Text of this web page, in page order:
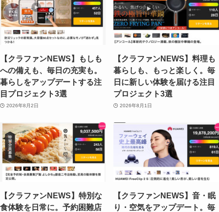
【クラファンNEWS】もしも
への備えも、毎日の充実も。
暮らしをアップデートする注
目プロジェクト3選
2026年8月2日
【クラファンNEWS】料理も
暮らしも、もっと楽しく。毎
日に新しい体験を届ける注目
プロジェクト3選
2026年8月1日
【クラファンNEWS】特別な
食体験を日常に。予約困難店
【クラファンNEWS】音・眠
り・空気をアップデート。毎